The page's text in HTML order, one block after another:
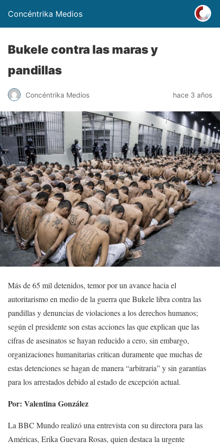
Concéntrika Medios
Bukele contra las maras y
pandillas
Concéntrika Medios hace 3 años
Más de 65 mil detenidos, temor por un avance hacia el
autoritarismo en medio de la guerra que Bukele libra contra las
pandillas y denuncias de violaciones a los derechos humanos;
según el presidente son estas acciones las que explican que las
cifras de asesinatos se hayan reducido a cero, sin embargo,
organizaciones humanitarias critican duramente que muchas de
estas detenciones se hagan de manera “arbitraria” y sin garantías
para los arrestados debido al estado de excepción actual.
Por: Valentina González
La BBC Mundo realizó una entrevista con su directora para las
Américas, Erika Guevara Rosas, quien destaca la urgente